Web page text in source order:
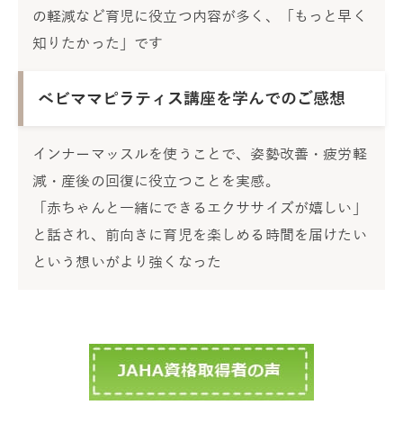
の軽減など育児に役立つ内容が多く、「もっと早く
知りたかった」です
ベビママピラティス講座を学んでのご感想
インナーマッスルを使うことで、姿勢改善・疲労軽
減・産後の回復に役立つことを実感。
「赤ちゃんと一緒にできるエクササイズが嬉しい」
と話され、前向きに育児を楽しめる時間を届けたい
という想いがより強くなった